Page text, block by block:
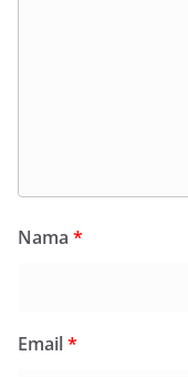
Nama *
Email*